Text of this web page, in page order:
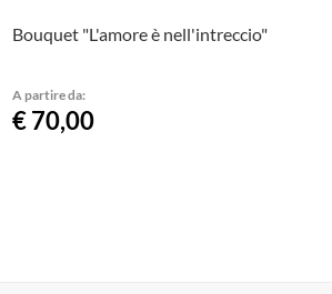
Bouquet "L'amore è nell'intreccio"
A partire da:
€ 70,00